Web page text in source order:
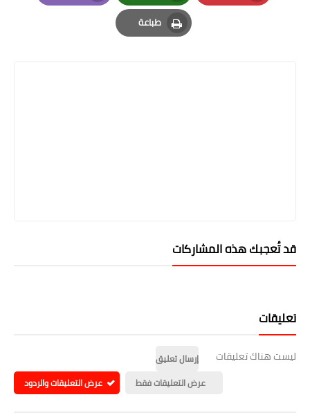
Pinterest
Whatsapp
Email
طباعة
Print
قد تُعجبك هذه المشاركات
تعليقات
ليست هناك تعليقات
إرسال تعليق
عرض التعليقات فقط
عرض التعليقات والردود